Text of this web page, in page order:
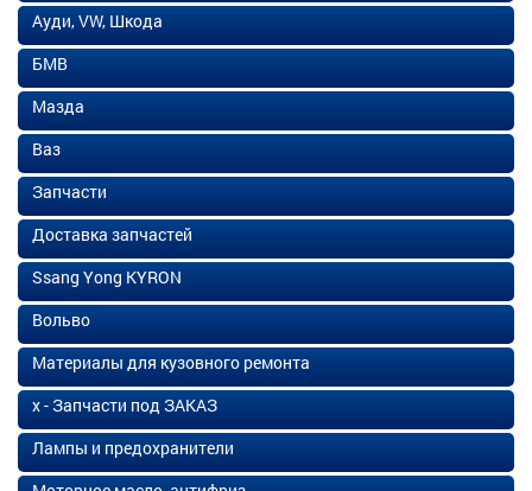
Ауди, VW, Шкода
БМВ
Мазда
Ваз
Запчасти
Доставка запчастей
Ssang Yong KYRON
Вольво
Материалы для кузовного ремонта
х - Запчасти под ЗАКАЗ
Лампы и предохранители